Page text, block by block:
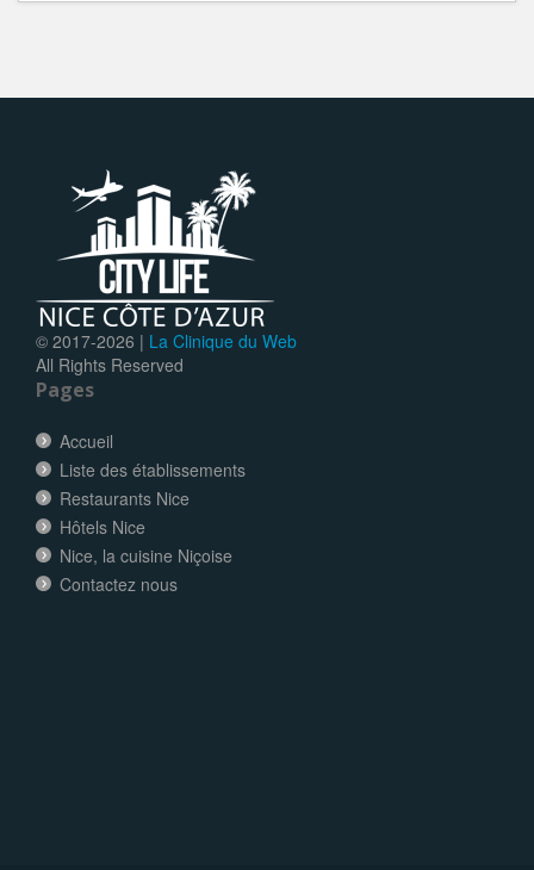
© 2017-2026 | La Clinique du Web
All Rights Reserved
Pages
Accueil
Liste des établissements
Restaurants Nice
Hôtels Nice
Nice, la cuisine Niçoise
Contactez nous